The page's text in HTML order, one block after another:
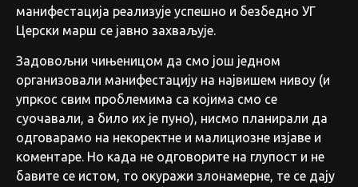
манифестација реализује успешно и безбедно УГ
Церски марш се јавно захваљује.
Задовољни чињеницом да смо још једном
организовали манифестацију на највишем нивоу (и
упркос свим проблемима са којима смо се
суочавали, а било их је пуно), нисмо планирали да
одговарамо на некоректне и малициозне изјаве и
коментаре. Но када не одговорите на глупост и не
бавите се истом, то окуражи злонамерне, те се дају